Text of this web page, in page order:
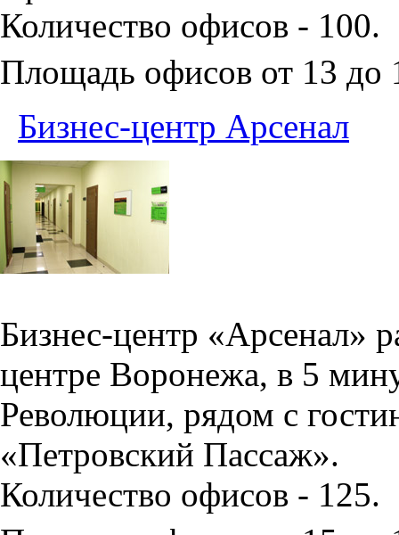
Количество офисов - 100.
Площадь офисов от 13 до
Бизнес-центр Арсенал
Бизнес-центр «Арсенал»
центре Воронежа, в 5
Революции, рядом с
«Петровский Пассаж».
Количество офисов - 125.